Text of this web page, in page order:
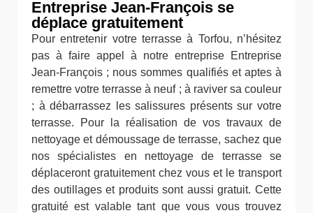
Entreprise Jean-François se
déplace gratuitement
Pour entretenir votre terrasse à Torfou, n’hésitez
pas à faire appel à notre entreprise Entreprise
Jean-François ; nous sommes qualifiés et aptes à
remettre votre terrasse à neuf ; à raviver sa couleur
; à débarrassez les salissures présents sur votre
terrasse. Pour la réalisation de vos travaux de
nettoyage et démoussage de terrasse, sachez que
nos spécialistes en nettoyage de terrasse se
déplaceront gratuitement chez vous et le transport
des outillages et produits sont aussi gratuit. Cette
gratuité est valable tant que vous vous trouvez